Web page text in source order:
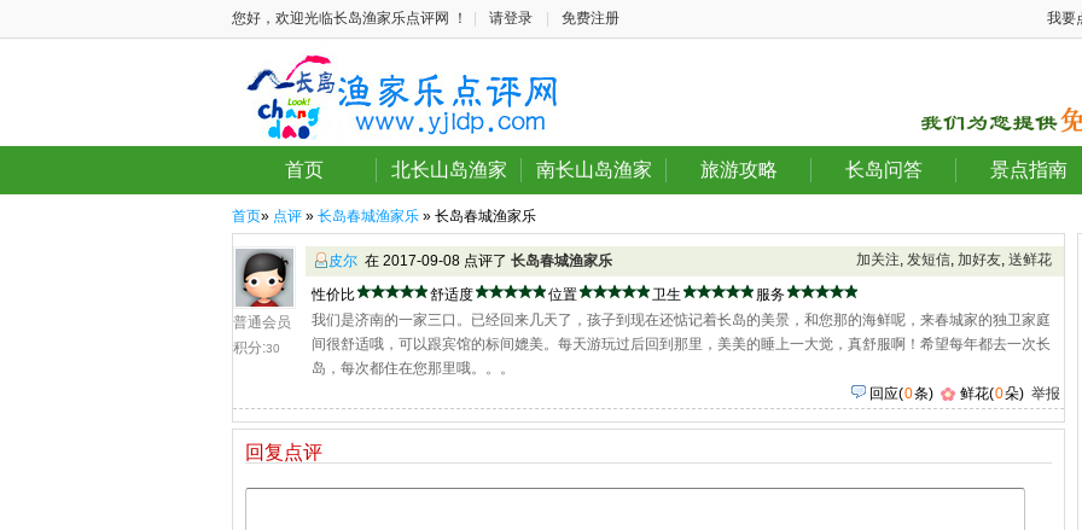
您好，欢迎光临长岛渔家乐点评网 ！ 请登录 免费注册 我要
首页 北长山岛渔家 南长山岛渔家 旅游攻略 长岛问答 景点指南
首页» 点评 » 长岛春城渔家乐 » 长岛春城渔家乐
普通会员
积分:30
加关注, 发短信, 加好友, 送鲜花
皮尔 在 2017-09-08 点评了 长岛春城渔家乐
性价比
舒适度 位置 卫生
服务
我们是济南的一家三口。已经回来几天了，孩子到现在还惦记着长岛的美景，和您那的海鲜呢，来春城家的独卫家庭
间很舒适哦，可以跟宾馆的标间媲美。每天游玩过后回到那里，美美的睡上一大觉，真舒服啊！希望每年都去一次长
岛，每次都住在您那里哦。。。
回应(0条) 鲜花(0朵) 举报
回复点评